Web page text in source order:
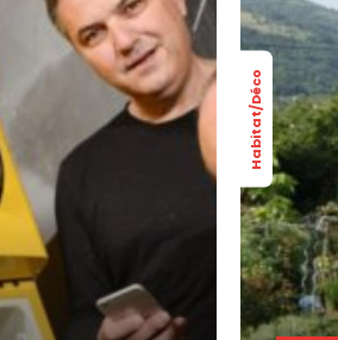
Habitat/Déco